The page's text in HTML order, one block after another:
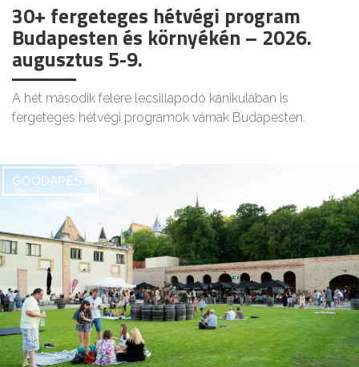
30+ fergeteges hétvégi program
Budapesten és környékén – 2026.
augusztus 5-9.
A hét második felére lecsillapodó kánikulában is
fergeteges hétvégi programok várnak Budapesten.
GOODAPEST